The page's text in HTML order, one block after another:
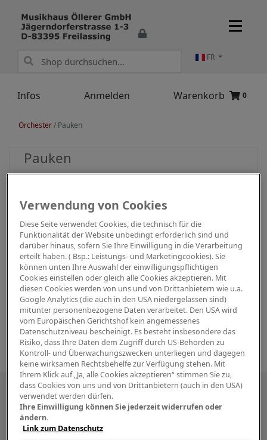
Infos Anmelden Warenkorb 0
FR
Orchester/ Pauken
Pauken
Besuchen Sie uns auch in den sozialen
Medien
Verwendung von Cookies
Diese Seite verwendet Cookies, die technisch für die
Funktionalität der Website unbedingt erforderlich sind und
darüber hinaus, sofern Sie Ihre Einwilligung in die Verarbeitung
erteilt haben. ( Bsp.: Leistungs- und Marketingcookies). Sie
können unten Ihre Auswahl der einwilligungspflichtigen
Cookies einstellen oder gleich alle Cookies akzeptieren. Mit
diesen Cookies werden von uns und von Drittanbietern wie u.a.
Google Analytics (die auch in den USA niedergelassen sind)
mitunter personenbezogene Daten verarbeitet. Den USA wird
vom Europäischen Gerichtshof kein angemessenes
Datenschutzniveau bescheinigt. Es besteht insbesondere das
Risiko, dass Ihre Daten dem Zugriff durch US-Behörden zu
Kontroll- und Überwachungszwecken unterliegen und dagegen
keine wirksamen Rechtsbehelfe zur Verfügung stehen. Mit
Ihrem Klick auf „Ja, alle Cookies akzeptieren“ stimmen Sie zu,
dass Cookies von uns und von Drittanbietern (auch in den USA)
verwendet werden dürfen.
Ihre Einwilligung können Sie jederzeit widerrufen oder
ändern.
Link zum Datenschutz